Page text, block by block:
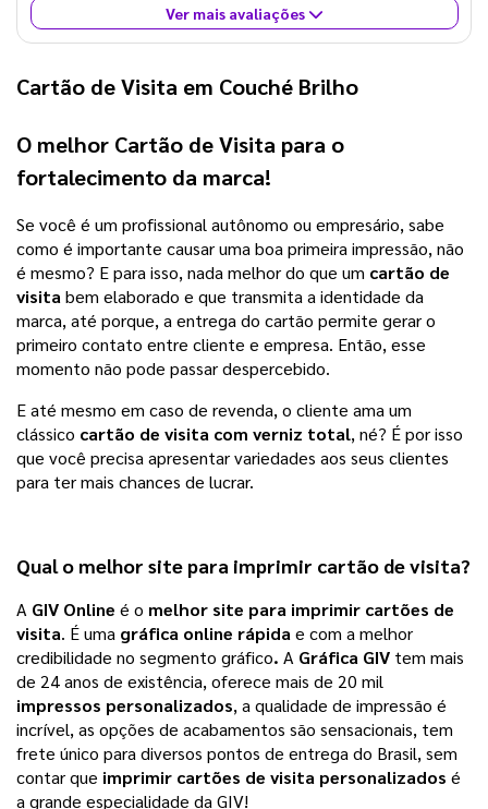
Ver mais avaliações
Cartão de Visita em Couché Brilho
O melhor Cartão de Visita para o
fortalecimento da marca!
Se você é um profissional autônomo ou empresário, sabe
como é importante causar uma boa primeira impressão, não
é mesmo? E para isso, nada melhor do que um cartão de
visita bem elaborado e que transmita a identidade da
marca, até porque, a entrega do cartão permite gerar o
primeiro contato entre cliente e empresa. Então, esse
momento não pode passar despercebido.
E até mesmo em caso de revenda, o cliente ama um
clássico cartão de visita com verniz total, né? É por isso
que você precisa apresentar variedades aos seus clientes
para ter mais chances de lucrar.
Qual o melhor site para imprimir cartão de visita?
A GIV Online é o melhor site para imprimir cartões de
visita. É uma gráfica online rápida e com a melhor
credibilidade no segmento gráfico. A Gráfica GIV tem mais
impressos personalizados, a qualidade de impressão é
incrível, as opções de acabamentos são sensacionais, tem
frete único para diversos pontos de entrega do Brasil, sem
contar que imprimir cartões de visita personalizados é
a grande especialidade da GIV!